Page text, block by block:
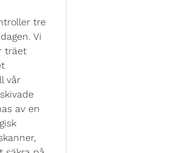
tre
Vi
träet
vår
av en